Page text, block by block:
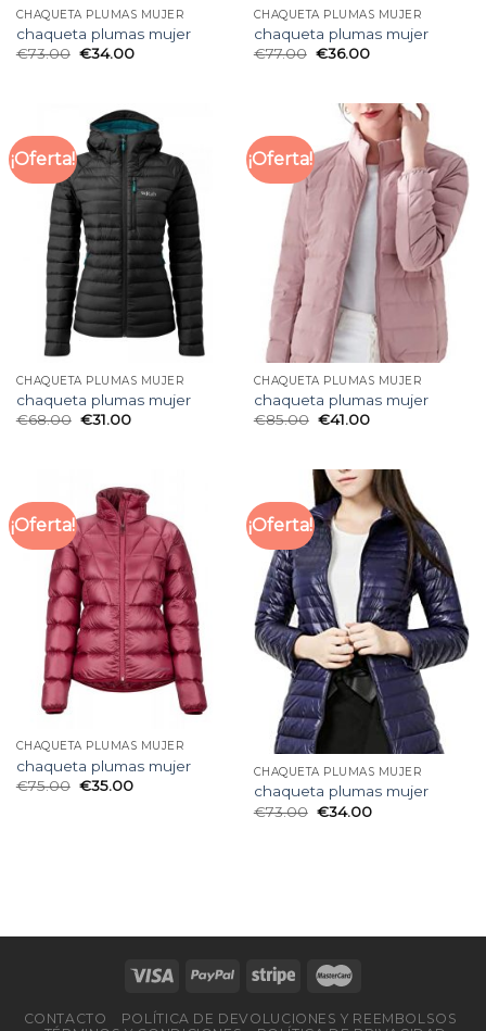
CHAQUETA PLUMAS MUJER
chaqueta plumas mujer
€73.00 €34.00
CHAQUETA PLUMAS MUJER
chaqueta plumas mujer
€77.00 €36.00
¡Oferta!
CHAQUETA PLUMAS MUJER
chaqueta plumas mujer
€68.00 €31.00
¡Oferta!
CHAQUETA PLUMAS MUJER
chaqueta plumas mujer
€85.00 €41.00
¡Oferta!
CHAQUETA PLUMAS MUJER
chaqueta plumas mujer
€75.00 €35.00
¡Oferta!
CHAQUETA PLUMAS MUJER
chaqueta plumas mujer
€73.00 €34.00
CONTACTO
POLÍTICA DE DEVOLUCIONES Y REEMBOLSOS